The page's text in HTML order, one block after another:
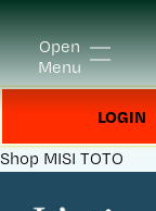
Open
Menu
LOGIN
Shop MISI TOTO